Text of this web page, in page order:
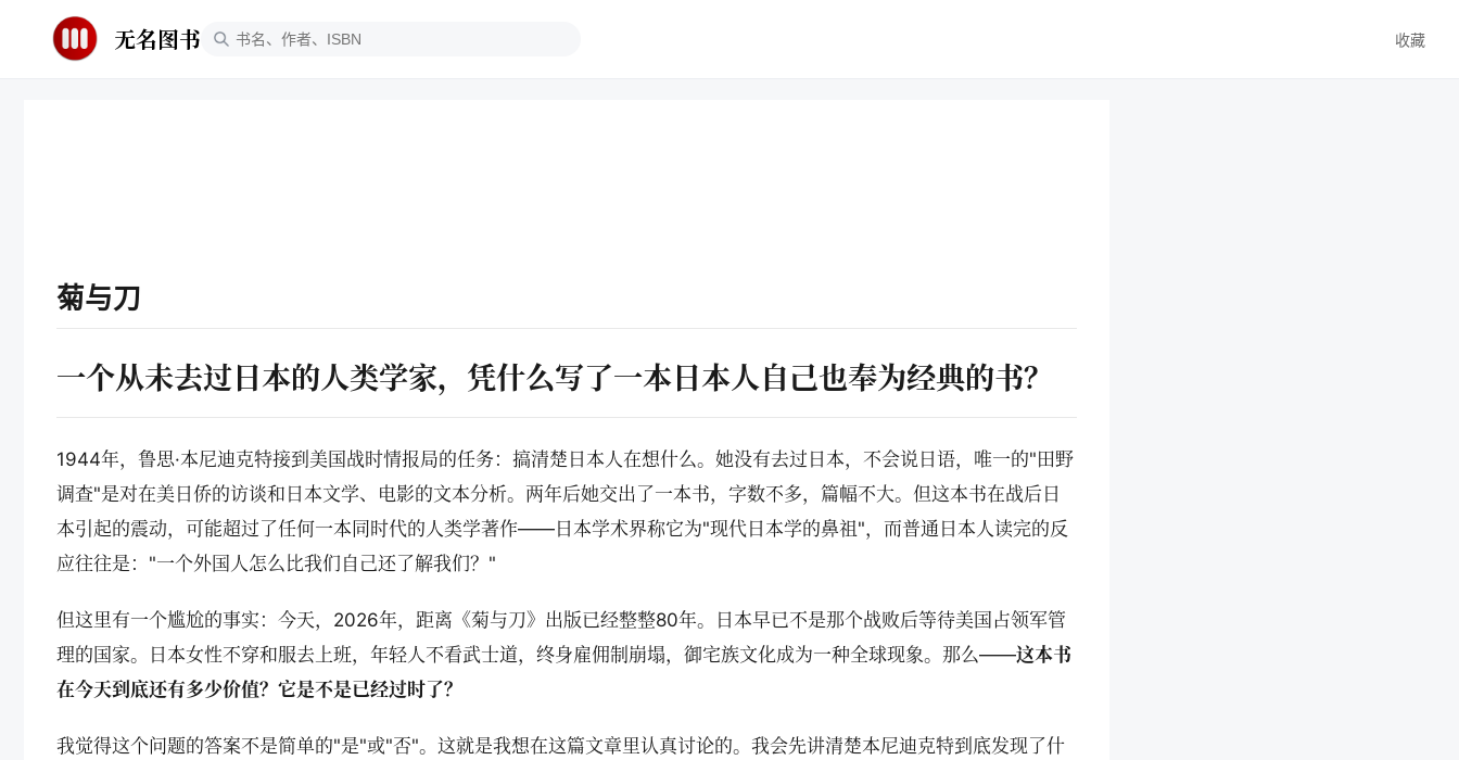
无名图书 收藏
菊与刀
一个从未去过日本的人类学家，凭什么写了一本日本人自己也奉为经典的书？
1944年，鲁思·本尼迪克特接到美国战时情报局的任务：搞清楚日本人在想什么。她没有去过日本，不会说日语，唯一的"田野
调查"是对在美日侨的访谈和日本文学、电影的文本分析。两年后她交出了一本书，字数不多，篇幅不大。但这本书在战后日
本引起的震动，可能超过了任何一本同时代的人类学著作——日本学术界称它为"现代日本学的鼻祖"，而普通日本人读完的反
应往往是："一个外国人怎么比我们自己还了解我们？"
但这里有一个尴尬的事实：今天，2026年，距离《菊与刀》出版已经整整80年。日本早已不是那个战败后等待美国占领军管
理的国家。日本女性不穿和服去上班，年轻人不看武士道，终身雇佣制崩塌，御宅族文化成为一种全球现象。那么——这本书
在今天到底还有多少价值？它是不是已经过时了？
我觉得这个问题的答案不是简单的"是"或"否"。这就是我想在这篇文章里认真讨论的。我会先讲清楚本尼迪克特到底发现了什